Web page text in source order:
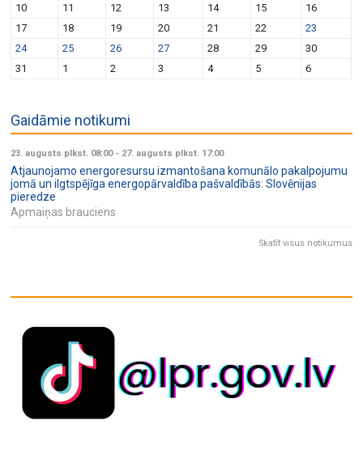
10
11 12 13 14 15
16
17
18 19 20 21 22
23
24
25 26 27 28 29
30
31
1 2 3 4 5 6
Gaidāmie notikumi
23. augusts plkst. 08:00- 27. augusts plkst. 17:00
Atjaunojamo energoresursu izmantošana komunālo pakalpojumu
jomā un ilgtspējīga energopārvaldība pašvaldībās: Slovēnijas
pieredze
Apmaiņas brauciens
Skatīt visus notikumus